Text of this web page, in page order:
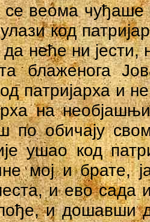
веома чуђаше
код
неће ни јести,
блаженога
патријарха и
на
по обичају
ушао код
мој и брате,
и ево сада
и дошавши